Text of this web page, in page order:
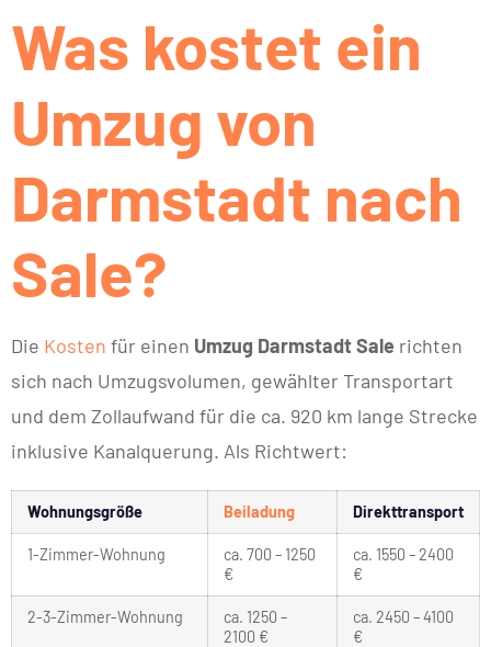
Was kostet ein
Umzug von
Darmstadt nach
Sale?
Die Kosten für einen Umzug Darmstadt Sale richten
sich nach Umzugsvolumen, gewählter Transportart
und dem Zollaufwand für die ca. 920 km lange Strecke
inklusive Kanalquerung. Als Richtwert:
Wohnungsgröße Beiladung Direkttransport
1-Zimmer-Wohnung
ca. 700 – 1250
€
ca. 1550 – 2400
€
2-3-Zimmer-Wohnung
ca. 1250 –
2100 €
ca. 2450 – 4100
€